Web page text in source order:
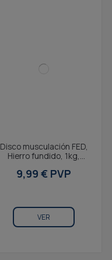
Disco musculación FED,
Hierro fundido, 1kg,
Compatible kit de pesas
9,99 € PVP
VER